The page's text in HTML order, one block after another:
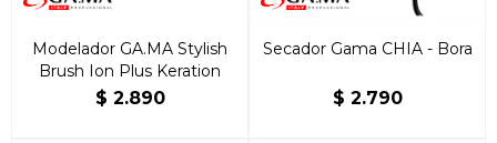
Modelador GA.MA Stylish
Brush Ion Plus Keration
$ 2.890
Secador Gama CHIA - Bora
$ 2.790